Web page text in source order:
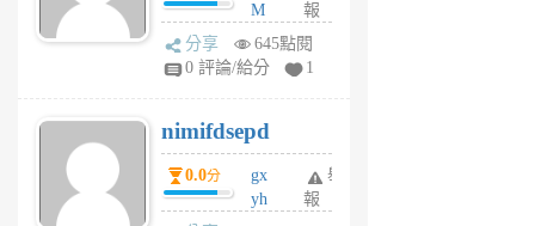
M
U
F
U
5
個
月
報
分享
645點閱
0 評論/給分
1
nimifdsepd
0.0分
gx
yh
舉
報